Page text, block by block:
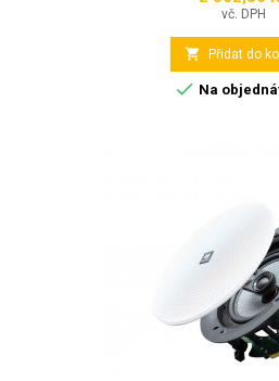
vč. DPH
 Přidat do
 Na